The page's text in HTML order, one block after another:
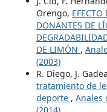
Orengo,
DONANTES DE
DE LIMÓN ,
(2003)
R. Diego, J.
tratamiento de
deporte , Anales